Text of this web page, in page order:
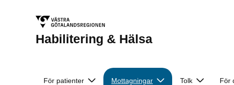
Habilitering & Hälsa
För patienter Mottagningar Tolk För